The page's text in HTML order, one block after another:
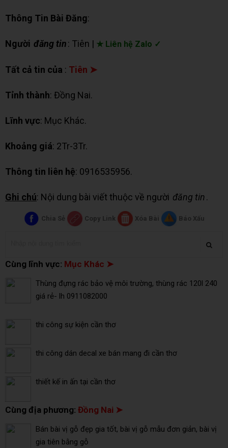
Thông Tin Bài Đăng:
Người đăng tin: Tiên | ★ Liên hệ Zalo ✓
Tất cả tin của : Tiên ➤
Tỉnh thành: Đồng Nai.
Lĩnh vực: Mục Khác.
Khoảng giá: 2Tr-3Tr.
Thông tin liên hệ: 0916535956.
Ghi chú: Nội dung bài viết thuộc về người đăng tin.
Chia Sẻ Copy Link Xóa Bài Báo Xấu
Cùng lĩnh vực: Mục Khác ➤
Thùng đựng rác bảo vệ môi trường, thùng rác 120l 240
giá rẻ- lh 0911082000
thi công sự kiện cần thơ
thi công dán decal xe bán mang đi cần thơ
thiết kế in ấn tại cần thơ
Cùng địa phương: Đồng Nai ➤
Bán bài vị gỗ đẹp gia tốt, bài vị gỗ mẫu đơn giản, bài vị
gia tiên bằng gỗ